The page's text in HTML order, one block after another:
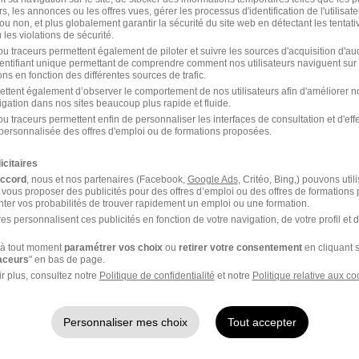
le domaine Ressources Humaines
Gestionnaire de
de marché Arkema Chargé de travaux
de
Technicien bureau
les annonces ou les offres vues, gérer les processus d'identification de
non, et plus globalement garantir la sécurité du site web en détectant les
les violations de sécurité.
traceurs permettent également de piloter et suivre les sources d'acquisition
unique permettant de comprendre comment nos utilisateurs naviguent sur
en fonction des différentes sources de trafic.
également d’observer le comportement de nos utilisateurs afin d'améliorer
dans nos sites beaucoup plus rapide et fluide.
traceurs permettent enfin de personnaliser les interfaces de consultation et
des offres d'emploi ou de formations proposées.
, nous et nos partenaires (Facebook, Google Ads, Critéo, Bing,) pouvons
proposer des publicités pour des offres d’emploi ou des offres de formations
vos probabilités de trouver rapidement un emploi ou une formation.
personnalisent ces publicités en fonction de votre navigation, de votre profil et
tout momentparamétrer vos choixou retirer votre consentementen cliquant
" en bas de page.
plus, consultez notre Politique de confidentialité et notre Politique relative aux
Personnaliser mes choix Tout accepter